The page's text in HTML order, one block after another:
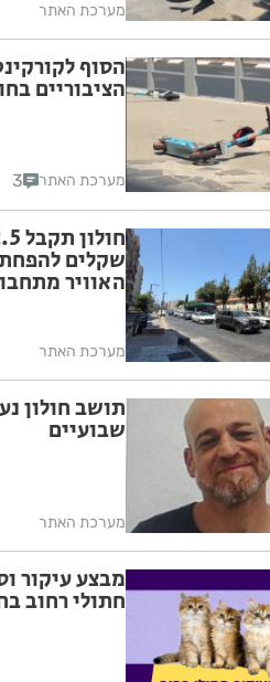
מערכת האתר
הסוף
הציבוריים
מערכת האתר 3
שקלים
האוויר
מערכת האתר
תושב חולון
שבועיים
מערכת האתר
מבצע עיקור
חתולי רחוב